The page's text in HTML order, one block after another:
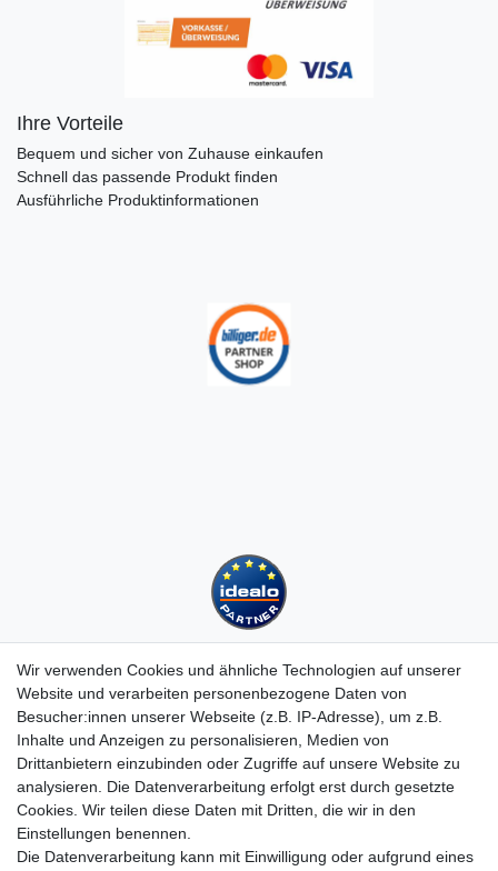
Ihre Vorteile
Bequem und sicher von Zuhause einkaufen
Schnell das passende Produkt finden
Ausführliche Produktinformationen
Kundenservice
Hotline: 07452 - 847 162 0
Kontakt
Anmelden
Registrieren
Newsletter
Wir verwenden Cookies und ähnliche Technologien auf unserer
Website und verarbeiten personenbezogene Daten von
Besucher:innen unserer Webseite (z.B. IP-Adresse), um z.B.
Inhalte und Anzeigen zu personalisieren, Medien von
Drittanbietern einzubinden oder Zugriffe auf unsere Website zu
analysieren. Die Datenverarbeitung erfolgt erst durch gesetzte
Cookies. Wir teilen diese Daten mit Dritten, die wir in den
Einstellungen benennen.
Die Datenverarbeitung kann mit Einwilligung oder aufgrund eines